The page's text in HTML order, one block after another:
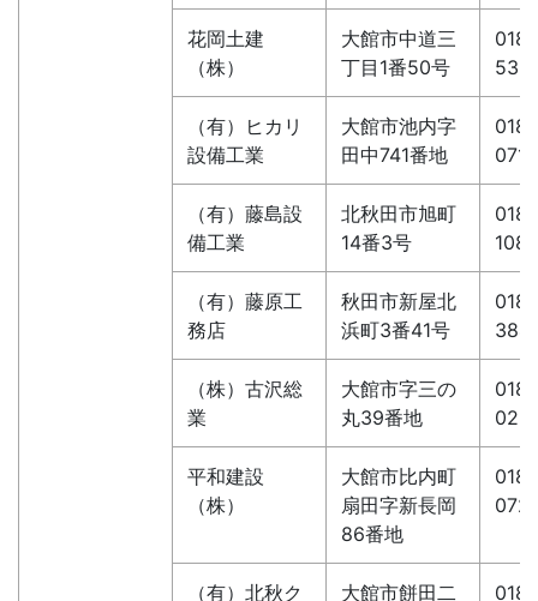
花岡土建
（株）
大館市中道三
丁目1番50号
5391
（有）ヒカリ
設備工業
大館市池内字
田中741番地
0716
（有）藤島設
備工業
北秋田市旭町
14番3号
1086
（有）藤原工
務店
秋田市新屋北
浜町3番41号
（株）古沢総
業
大館市字三の
丸39番地
平和建設
（株）
大館市比内町
扇田字新長岡
86番地
（有）北秋ク
大館市餅田二